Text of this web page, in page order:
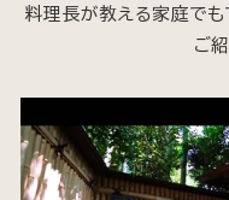
料理長が教える家庭でも
ご